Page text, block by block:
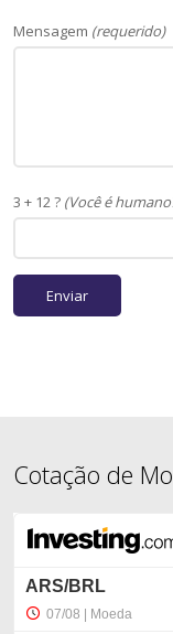
Mensagem (requerido)
3 + 12 ? (Você é
Cotação de